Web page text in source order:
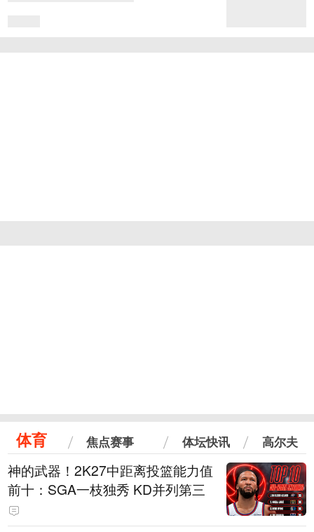
体育 焦点赛事 体坛快讯 高尔夫
神的武器！2K27中距离投篮能力值
前十：SGA一枝独秀 KD并列第三